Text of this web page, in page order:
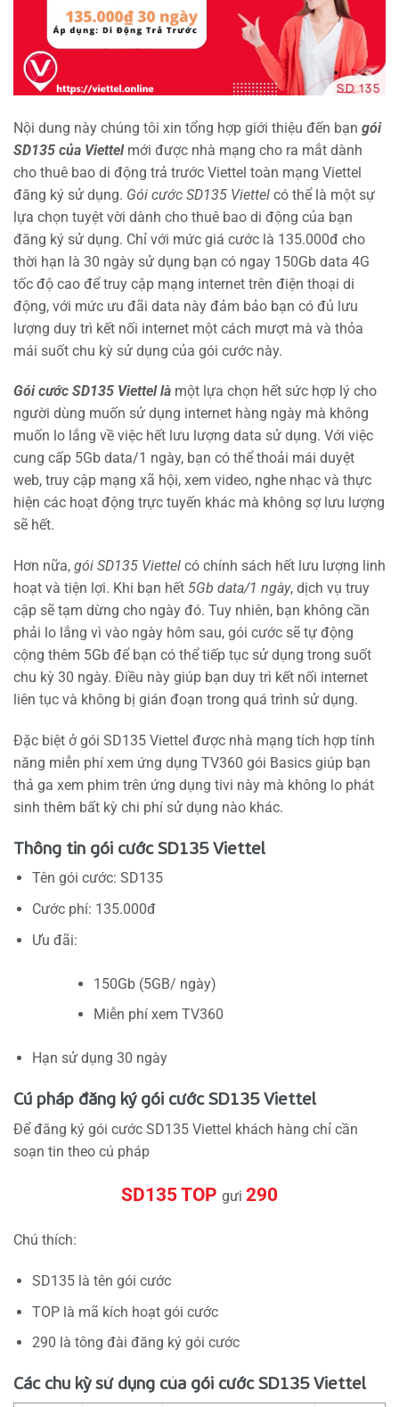
Nội dung này chúng tôi xin tổng hợp giới thiệu đến bạn gói
SD135 của Viettelmới được nhà mạng cho ra mắt dành
cho thuê bao di động trả trước Viettel toàn mạng Viettel
đăng ký sử dụng. Gói cước SD135 Viettel có thể là một sự
lựa chọn tuyệt vời dành cho thuê bao di động của bạn
đăng ký sử dụng. Chỉ với mức giá cước là 135.000đ cho
thời hạn là 30 ngày sử dụng bạn có ngay 150Gb data 4G
tốc độ cao để truy cập mạng internet trên điện thoại di
động, với mức ưu đãi data này đảm bảo bạn có đủ lưu
lượng duy trì kết nối internet một cách mượt mà và thỏa
mái suốt chu kỳ sử dụng của gói cước này.
Gói cước SD135 Viettel là một lựa chọn hết sức hợp lý cho
người dùng muốn sử dụng internet hàng ngày mà không
muốn lo lắng về việc hết lưu lượng data sử dụng. Với việc
cung cấp 5Gb data/1 ngày, bạn có thể thoải mái duyệt
web, truy cập mạng xã hội, xem video, nghe nhạc và thực
hiện các hoạt động trực tuyến khác mà không sợ lưu lượng
sẽ hết.
Hơn nữa, gói SD135 Viettel có chính sách hết lưu lượng linh
hoạt và tiện lợi. Khi bạn hết 5Gb data/1 ngày, dịch vụ truy
cập sẽ tạm dừng cho ngày đó. Tuy nhiên, bạn không cần
phải lo lắng vì vào ngày hôm sau, gói cước sẽ tự động
cộng thêm 5Gb để bạn có thể tiếp tục sử dụng trong suốt
chu kỳ 30 ngày. Điều này giúp bạn duy trì kết nối internet
liên tục và không bị gián đoạn trong quá trình sử dụng.
Đặc biệt ở gói SD135 Viettel được nhà mạng tích hợp tính
năng miễn phí xem ứng dụng TV360 gói Basics giúp bạn
thả ga xem phim trên ứng dụng tivi này mà không lo phát
sinh thêm bất kỳ chi phí sử dụng nào khác.
Thông tin gói cước SD135 Viettel
Tên gói cước: SD135
Cước phí: 135.000đ
Ưu đãi:
150Gb (5GB/ ngày)
Miễn phí xem TV360
Hạn sử dụng 30 ngày
Cú pháp đăng ký gói cước SD135 Viettel
Để đăng ký gói cước SD135 Viettel khách hàng chỉ cần
soạn tin theo cú pháp
SD135 TOP gưi 290
Chú thích:
SD135 là tên gói cước
TOP là mã kích hoạt gói cước
290 là tông đài đăng ký gói cước
Các chu kỳ sử dụng của gói cước SD135 Viettel